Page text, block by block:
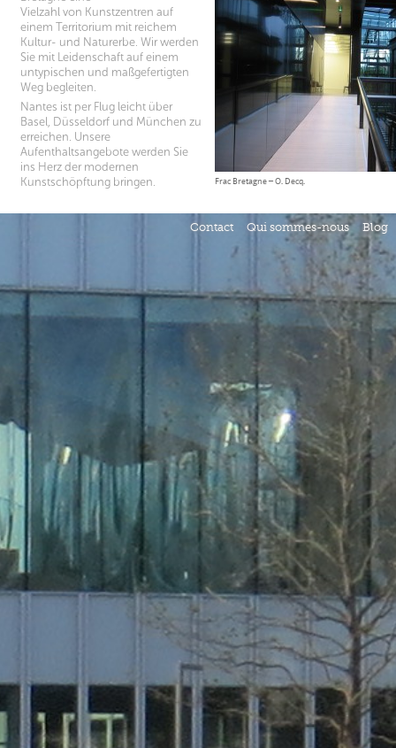
Frac Bretagne – O. Decq.
Vielzahl von Kunstzentren auf
einem Territorium mit reichem
Kultur- und Naturerbe. Wir werden
Sie mit Leidenschaft auf einem
untypischen und maßgefertigten
Weg begleiten.
Nantes ist per Flug leicht über
Basel, Düsseldorf und München zu
erreichen. Unsere
Aufenthaltsangebote werden Sie
ins Herz der modernen
Kunstschöpftung bringen.
Contact Qui sommes-nous Blog